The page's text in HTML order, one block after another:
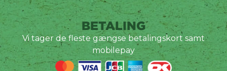
BETALING
Vi tager de fleste gængse betalingskort samt
mobilepay